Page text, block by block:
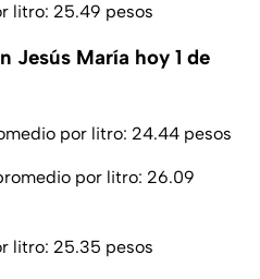
litro: 25.49 pesos
Jesús María hoy 1 de
por litro: 24.44 pesos
por litro: 26.09
litro: 25.35 pesos